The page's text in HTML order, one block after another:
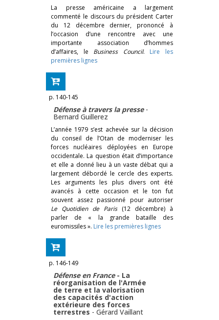
La presse américaine a largement
commenté le discours du président Carter
du 12 décembre dernier, prononcé à
l’occasion d’une rencontre avec une
importante association d’hommes
d’affaires, le Business Council. Lire les
premières lignes
p. 140-145
Défense à travers la presse -
Bernard Guillerez
L’année 1979 s’est achevée sur la décision
du conseil de l’Otan de moderniser les
forces nucléaires déployées en Europe
occidentale. La question était d’importance
et elle a donné lieu à un vaste débat qui a
largement débordé le cercle des experts.
Les arguments les plus divers ont été
avancés à cette occasion et le ton fut
souvent assez passionné pour autoriser
Le Quotidien de Paris (12 décembre) à
parler de « la grande bataille des
euromissiles ». Lire les premières lignes
p. 146-149
Défense en France - La
réorganisation de l'Armée
de terre et la valorisation
des capacités d'action
extérieure des forces
terrestres - Gérard Vaillant